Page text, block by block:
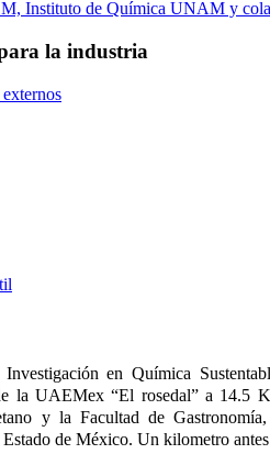
Instituto de Química UNAM y
la industria
en Química
la UAEMex “El rosedal” a 14.5
y la Facultad de
de México. Un kilometro antes